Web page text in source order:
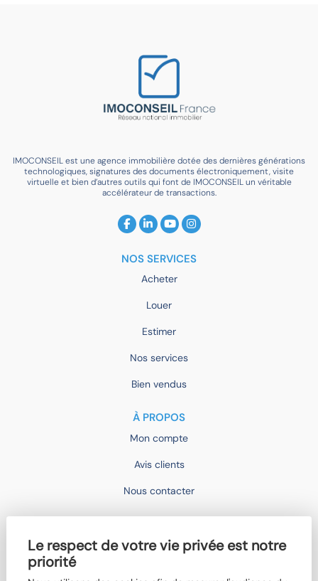
Le respect de votre vie privée est notre
priorité
IMOCONSEIL est une agence immobilière dotée des dernières générations
technologiques, signatures des documents électroniquement, visite
virtuelle et bien d’autres outils qui font de IMOCONSEIL un véritable
accélérateur de transactions.
NOS SERVICES
Acheter
Louer
Estimer
Nos services
Bien vendus
À PROPOS
Mon compte
Avis clients
Nous contacter
Devenir mandataire